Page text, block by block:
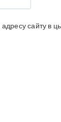
сайту в